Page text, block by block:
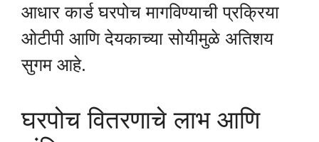
आधार कार्ड घरपोच मागविण्याची प्रक्रिया
ओटीपी आणि देयकाच्या सोयीमुळे अतिशय
सुगम आहे.
घरपोच वितरणाचे लाभ आणि